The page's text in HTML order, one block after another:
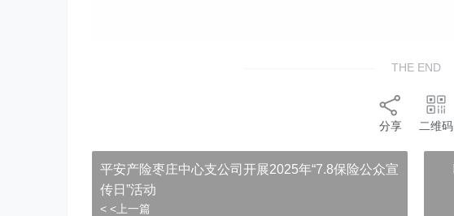
THE END
分享 二维码
平安产险枣庄中心支公司开展2025年“7.8保险公众宣
传日”活动
< <上一篇